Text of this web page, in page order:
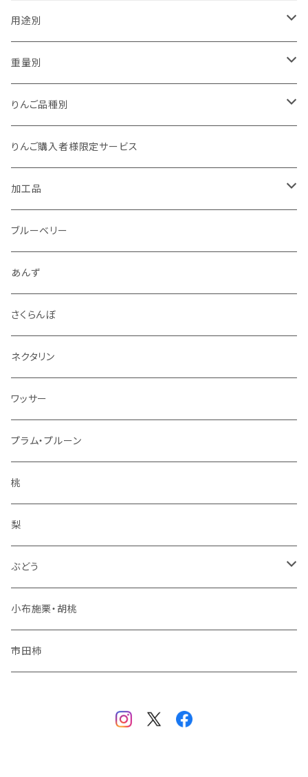
用途別
贈答用
家庭用（訳あり）
加工用
重量別
1kg以下
1kg
1.5kg～2kg
2.5kg～3kg
4.5kg～5kg
9kg～10kg
りんご品種別
夏あかり
シナノリップ
サンつがる
秋映
シナノスイート
紅玉
シナノゴールド
ぐんま名月
王林
サンふじ
冬りんご
夏りんご
秋りんご
りんご購入者様限定サービス
加工品
ジュース
ジャム
スパイス
ドライフルーツ
アルコール
冷凍フルーツ
コンポート
ブルーベリー
あんず
さくらんぼ
ネクタリン
ワッサー
プラム・プルーン
桃
梨
ぶどう
シャインマスカット
ナガノパープル
小布施栗・胡桃
市田柿